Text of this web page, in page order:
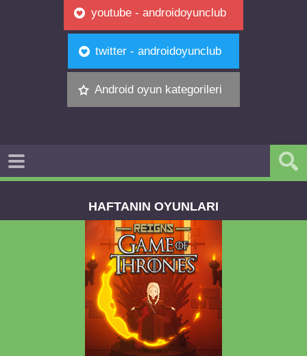
youtube - androidoyunclub
twitter - androidoyunclub
Android oyun kategorileri
HAFTANIN OYUNLARI